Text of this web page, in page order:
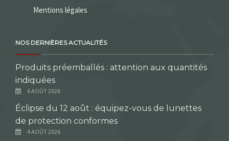
Mentions légales
NOS DERNIÈRES ACTUALITÉS
Produits préemballés : attention aux quantités
indiquées
6 AOÛT 2026
Éclipse du 12 août : équipez-vous de lunettes
de protection conformes
4 AOÛT 2026